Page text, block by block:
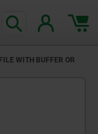
WITH BUFFER OR